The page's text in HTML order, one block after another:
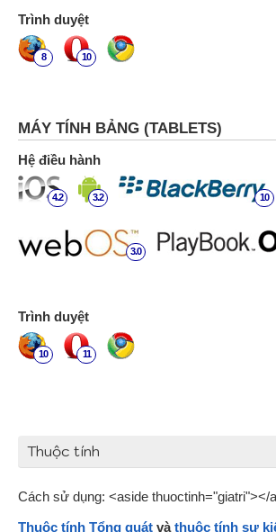
Trình duyệt
8 10
MÁY TÍNH BẢNG (TABLETS)
Hệ điều hành
4.2 3.2 10
3.0
Trình duyệt
10 11
Thuộc tính
Cách sử dụng: <aside thuoctinh="giatri"></
Thuộc tính Tổng quát vàthuộc tính sự